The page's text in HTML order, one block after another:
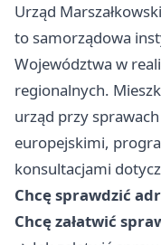
Urząd
to samorządowa
Województwa w
regionalnych.
urząd przy
europejskimi,
konsultacjami
Chcę sprawdzić
Chcę załatwić